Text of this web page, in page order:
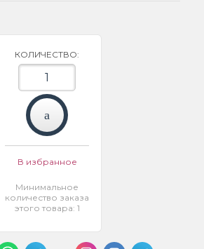
КОЛИЧЕСТВО:
В избранное
Минимальное
количество заказа
этого товара: 1